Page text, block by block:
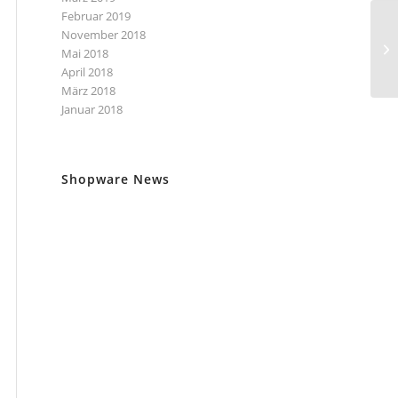
Februar 2019
November 2018
Mai 2018
April 2018
März 2018
Januar 2018
Shopware News